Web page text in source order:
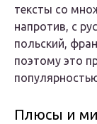
тексты со
напротив, с
польский,
поэтому это
Плюсы и